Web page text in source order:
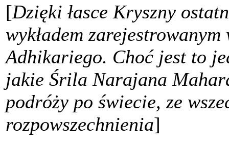
[Dzięki łasce Kryszny
wykładem
Adhikariego. Choć jest to
jakie Śrila Narajana
podróży po świecie, ze
rozpowszechnienia]